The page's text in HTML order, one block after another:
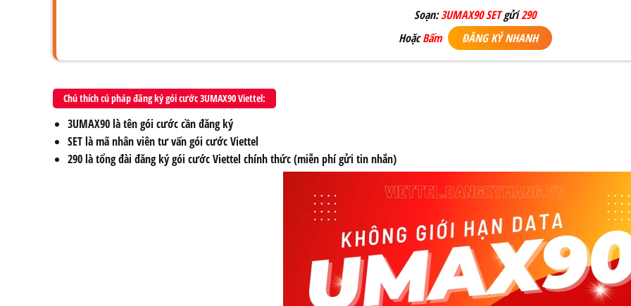
Soạn:3UMAX90 SET gửi290
Hoặc Bấm ĐĂNG KÝ NHANH
Chú thích cú pháp đăng ký gói cước 3UMAX90 Viettel:
3UMAX90là tên gói cước cần đăng ký
SETlà mã nhân viên tư vấn gói cước Viettel
290là tổng đài đăng ký gói cước Viettel chính thức (miễn phí gửi tin nhắn)